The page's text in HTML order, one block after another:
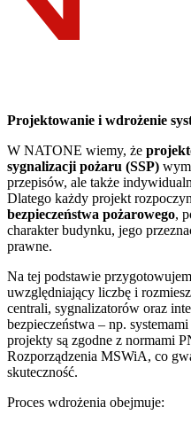
Projektowanie i wdrożenie
W NATONE wiemy, że
sygnalizacji pożaru (SSP)
przepisów, ale także
Dlatego każdy projekt
bezpieczeństwa pożarowego,
charakter budynku, jego
prawne.
Na tej podstawie
uwzględniający liczbę i
centrali, sygnalizatorów oraz
bezpieczeństwa – np.
projekty są zgodne z normami
Rozporządzenia MSWiA, co
skuteczność.
Proces wdrożenia obejmuje: